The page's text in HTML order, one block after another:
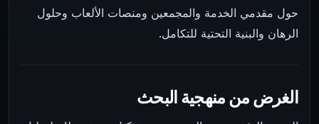
حول مقدمي الخدمة والمجمعين ومنصات الألعاب وحلول
الرهان والبنية التحتية للتكامل.
الغرض من منهجية البحث